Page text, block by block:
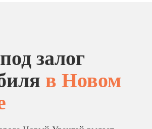
залог
в Новом